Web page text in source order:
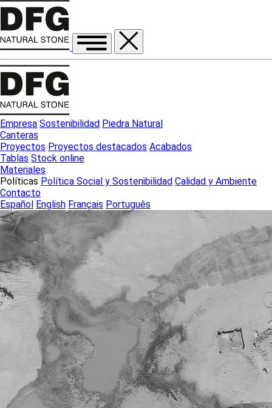
Empresa Sostenibilidad Piedra Natural
Canteras
Proyectos Proyectos destacados Acabados
Tablas Stock online
Materiales
Políticas Política Social y Sostenibilidad Calidad y Ambiente
Contacto
Español English Français Português